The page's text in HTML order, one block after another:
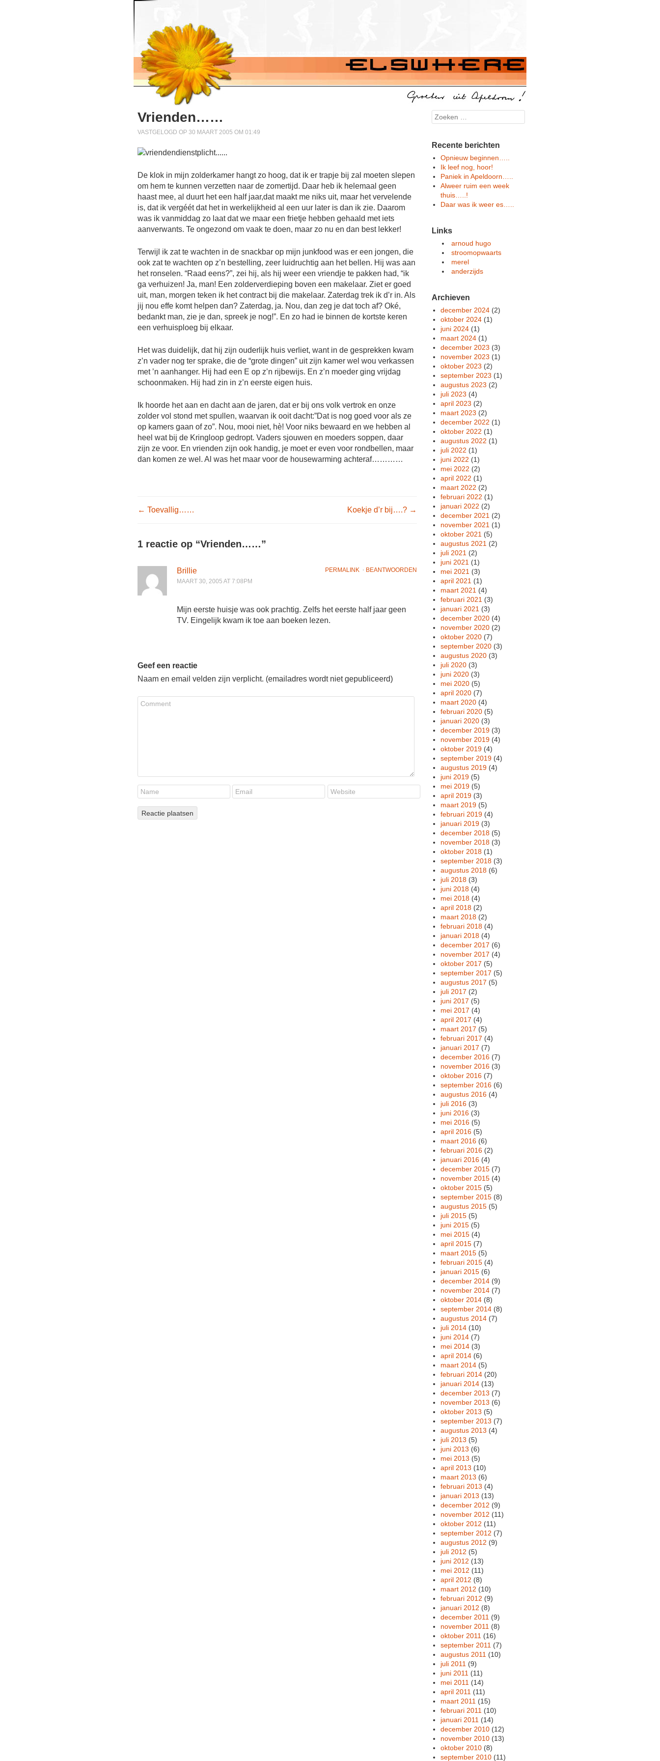
Vrienden……
VASTGELOGD OP 30 MAART 2005 OM 01:49
De klok in mijn zolderkamer hangt zo hoog, dat ik er trapje bij zal moeten slepen
om hem te kunnen verzetten naar de zomertijd. Daar heb ik helemaal geen
haast mee, al duurt het een half jaar,dat maakt me niks uit, maar het vervelende
is, dat ik vergéét dat het in werkelijkheid al een uur later is dan ik zie. Daarom
was ik vanmiddag zo laat dat we maar een frietje hebben gehaald met iets
aanverwants. Te ongezond om vaak te doen, maar zo nu en dan best lekker!
Terwijl ik zat te wachten in de snackbar op mijn junkfood was er een jongen, die
ook zat te wachten op z’n bestelling, zeer luidruchtig aan het bellen. Hij was aan
het ronselen. “Raad eens?”, zei hij, als hij weer een vriendje te pakken had, “ik
ga verhuizen! Ja, man! Een zolderverdieping boven een makelaar. Ziet er goed
uit, man, morgen teken ik het contract bij die makelaar. Zaterdag trek ik d’r in. Als
jij nou effe komt helpen dan? Zaterdag, ja. Nou, dan zeg je dat toch af? Oké,
bedankt man, zie je dan, spreek je nog!”. En zo had ie binnen de kortste keren
een verhuisploeg bij elkaar.
Het was duidelijk, dat hij zijn ouderlijk huis verliet, want in de gesprekken kwam
z’n vader nog ter sprake, die de “grote dingen” uit zijn kamer wel wou verkassen
met ’n aanhanger. Hij had een E op z’n rijbewijs. En z’n moeder ging vrijdag
schoonmaken. Hij had zin in z’n eerste eigen huis.
Ik hoorde het aan en dacht aan de jaren, dat er bij ons volk vertrok en onze
zolder vol stond met spullen, waarvan ik ooit dacht:”Dat is nog goed voor als ze
op kamers gaan of zo”. Nou, mooi niet, hè! Voor niks bewaard en we hebben al
heel wat bij de Kringloop gedropt. Vaders sjouwen en moeders soppen, daar
zijn ze voor. En vrienden zijn ook handig, je moet er even voor rondbellen, maar
dan komen ze wel. Al was het maar voor de housewarming achteraf…………
Post navigation
← Toevallig…… Koekje d’r bij….? →
1 reactie op “Vrienden……”
PERMALINK ⋅ BEANTWOORDEN
Brillie
MAART 30, 2005 AT 7:08PM
Mijn eerste huisje was ook prachtig. Zelfs het eerste half jaar geen
TV. Eingelijk kwam ik toe aan boeken lezen.
Geef een reactie
Naam en email velden zijn verplicht. (emailadres wordt niet gepubliceerd)
Search
Recente berichten
Opnieuw beginnen…..
Ik leef nog, hoor!
Paniek in Apeldoorn…..
Alweer ruim een week
thuis…..!
Daar was ik weer es…..
Links
arnoud hugo
stroomopwaarts
merel
anderzijds
Archieven
december 2024 (2)
oktober 2024 (1)
juni 2024 (1)
maart 2024 (1)
december 2023 (3)
november 2023 (1)
oktober 2023 (2)
september 2023 (1)
augustus 2023 (2)
juli 2023 (4)
april 2023 (2)
maart 2023 (2)
december 2022 (1)
oktober 2022 (1)
augustus 2022 (1)
juli 2022 (1)
juni 2022 (1)
mei 2022 (2)
april 2022 (1)
maart 2022 (2)
februari 2022 (1)
januari 2022 (2)
december 2021 (2)
november 2021 (1)
oktober 2021 (5)
augustus 2021 (2)
juli 2021 (2)
juni 2021 (1)
mei 2021 (3)
april 2021 (1)
maart 2021 (4)
februari 2021 (3)
januari 2021 (3)
december 2020 (4)
november 2020 (2)
oktober 2020 (7)
september 2020 (3)
augustus 2020 (3)
juli 2020 (3)
juni 2020 (3)
mei 2020 (5)
april 2020 (7)
maart 2020 (4)
februari 2020 (5)
januari 2020 (3)
december 2019 (3)
november 2019 (4)
oktober 2019 (4)
september 2019 (4)
augustus 2019 (4)
juni 2019 (5)
mei 2019 (5)
april 2019 (3)
maart 2019 (5)
februari 2019 (4)
januari 2019 (3)
december 2018 (5)
november 2018 (3)
oktober 2018 (1)
september 2018 (3)
augustus 2018 (6)
juli 2018 (3)
juni 2018 (4)
mei 2018 (4)
april 2018 (2)
maart 2018 (2)
februari 2018 (4)
januari 2018 (4)
december 2017 (6)
november 2017 (4)
oktober 2017 (5)
september 2017 (5)
augustus 2017 (5)
juli 2017 (2)
juni 2017 (5)
mei 2017 (4)
april 2017 (4)
maart 2017 (5)
februari 2017 (4)
januari 2017 (7)
december 2016 (7)
november 2016 (3)
oktober 2016 (7)
september 2016 (6)
augustus 2016 (4)
juli 2016 (3)
juni 2016 (3)
mei 2016 (5)
april 2016 (5)
maart 2016 (6)
februari 2016 (2)
januari 2016 (4)
december 2015 (7)
november 2015 (4)
oktober 2015 (5)
september 2015 (8)
augustus 2015 (5)
juli 2015 (5)
juni 2015 (5)
mei 2015 (4)
april 2015 (7)
maart 2015 (5)
februari 2015 (4)
januari 2015 (6)
december 2014 (9)
november 2014 (7)
oktober 2014 (8)
september 2014 (8)
augustus 2014 (7)
juli 2014 (10)
juni 2014 (7)
mei 2014 (3)
april 2014 (6)
maart 2014 (5)
februari 2014 (20)
januari 2014 (13)
december 2013 (7)
november 2013 (6)
oktober 2013 (5)
september 2013 (7)
augustus 2013 (4)
juli 2013 (5)
juni 2013 (6)
mei 2013 (5)
april 2013 (10)
maart 2013 (6)
februari 2013 (4)
januari 2013 (13)
december 2012 (9)
november 2012 (11)
oktober 2012 (11)
september 2012 (7)
augustus 2012 (9)
juli 2012 (5)
juni 2012 (13)
mei 2012 (11)
april 2012 (8)
maart 2012 (10)
februari 2012 (9)
januari 2012 (8)
december 2011 (9)
november 2011 (8)
oktober 2011 (16)
september 2011 (7)
augustus 2011 (10)
juli 2011 (9)
juni 2011 (11)
mei 2011 (14)
april 2011 (11)
maart 2011 (15)
februari 2011 (10)
januari 2011 (14)
december 2010 (12)
november 2010 (13)
oktober 2010 (8)
september 2010 (11)